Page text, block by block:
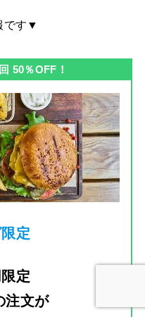
です▼
50％OFF！
定
定
注文が